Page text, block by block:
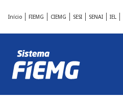
Início FIEMG CIEMG SESI SENAI IEL